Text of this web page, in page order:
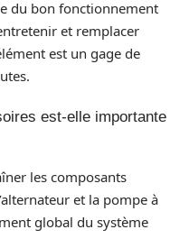
du bon fonctionnement
et remplacer
est un gage de
est-elle importante
les composants
et la pompe à
global du système